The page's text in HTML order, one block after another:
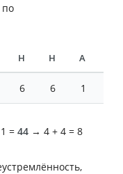
по
Н Н А
6 6 1
= 44 → 4 + 4 = 8